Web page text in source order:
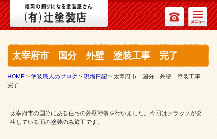
太宰府市 国分 外壁 塗装工事 完了
HOME > 塗装職人のブログ > 現場日記 > 太宰府市 国分 外壁 塗装工事
完了
太宰府市の国分にある住宅の外壁塗装を行いました。今回はクラックが発
生している面の塗装のみ施工です。